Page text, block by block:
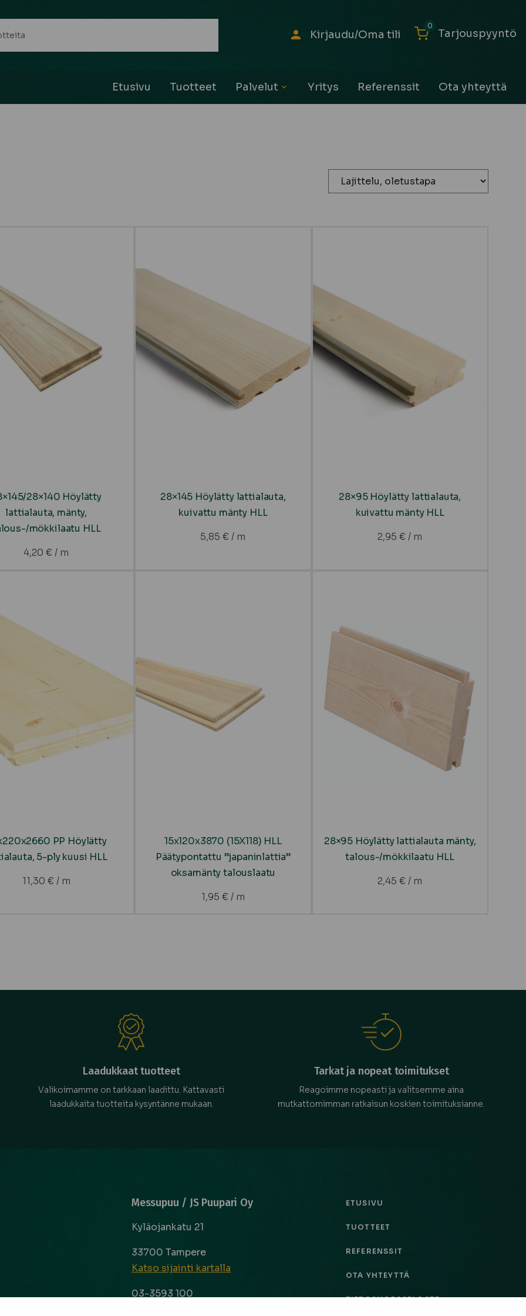
Kirjaudu/Oma tili Tarjouspyyntö
0
Etusivu Tuotteet Palvelut Yritys Referenssit Ota yhteyttä
28×140 Höylätty
lattialauta, mänty,
mökkilaatu HLL
4,20€ / m
28×145 Höylätty lattialauta,
kuivattu mänty HLL
5,85€ / m
28×95 Höylätty lattialauta,
kuivattu mänty HLL
2,95€ / m
PP Höylätty
5-ply kuusi HLL
11,30 € / m
15x120x3870 (15X118) HLL
Päätypontattu ”japaninlattia”
oksamänty talouslaatu
1,95 € / m
28×95 Höylätty lattialauta mänty,
talous-/mökkilaatu HLL
2,45€ / m
Laadukkaat tuotteet
Valikoimamme on tarkkaan laadittu. Kattavasti
laadukkaita tuotteita kysyntänne mukaan.
Tarkat ja nopeat toimitukset
Reagoimme nopeasti ja valitsemme aina
mutkattomimman ratkaisun koskien toimituksianne.
Messupuu / JS Puupari Oy
Kyläojankatu 21
33700 Tampere
Katso sijainti kartalla
03-3593 100
ETUSIVU
TUOTTEET
REFERENSSIT
OTA YHTEYTTÄ
TIETOSUOJASELOSTE